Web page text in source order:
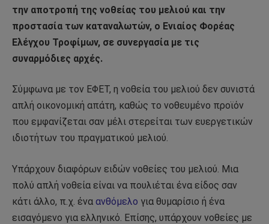
την αποτροπή της νοθείας του μελιού και την
προστασία των καταναλωτών, ο Ενιαίος Φορέας
Ελέγχου Τροφίμων, σε συνεργασία με τις
συναρμόδιες αρχές.
Σύμφωνα με τον ΕΦΕΤ, η νοθεία του μελιού δεν συνιστά
απλή οικονομική απάτη, καθώς το νοθευμένο προϊόν
που εμφανίζεται σαν μέλι στερείται των ευεργετικών
ιδιοτήτων του πραγματικού μελιού.
Υπάρχουν διαφόρων ειδών νοθείες του μελιού. Μια
πολύ απλή νοθεία είναι να πουλιέται ένα είδος σαν
κάτι άλλο, π.χ. ένα ανθόμελο για θυμαρίσιο ή ένα
εισαγόμενο για ελληνικό. Επίσης, υπάρχουν νοθείες με